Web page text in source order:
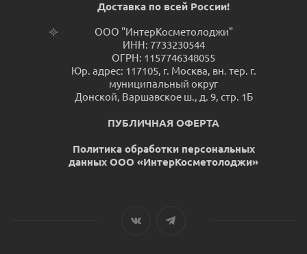
Доставка по всей России!
ООО "ИнтерКосметолоджи"
ИНН: 7733230544
ОГРН: 1157746348055
Юр. адрес: 117105, г. Москва, вн. тер. г.
муниципальный округ
Донской, Варшавское ш., д. 9, стр. 1Б
ПУБЛИЧНАЯ ОФЕРТА
Политика обработки персональных
данных ООО «ИнтерКосметолоджи»